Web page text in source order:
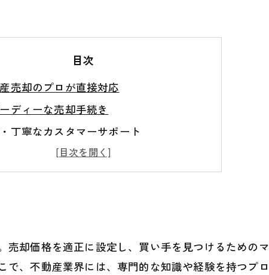
目次
売却のプロが直接対応
ディーな売却手続き
丁寧なカスタマーサポート
査定も受け付け中
却価格を適正に設定し、買い手を見つけるための
、不動産業界には、専門的な知識や経験を持つプ